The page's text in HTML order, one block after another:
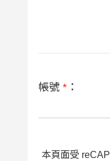
帳號 * ：
本頁面受